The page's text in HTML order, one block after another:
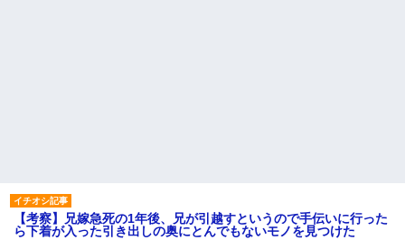
【考察】兄嫁急死の1年後、兄が引越すというので手伝いに行った
ら下着が入った引き出しの奥にとんでもないモノを見つけた